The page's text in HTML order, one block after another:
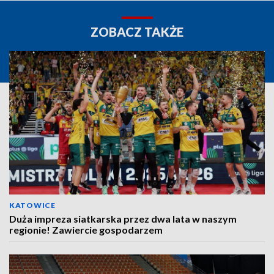
ZOBACZ TAKŻE
KATOWICE
Duża impreza siatkarska przez dwa lata w naszym
regionie! Zawiercie gospodarzem